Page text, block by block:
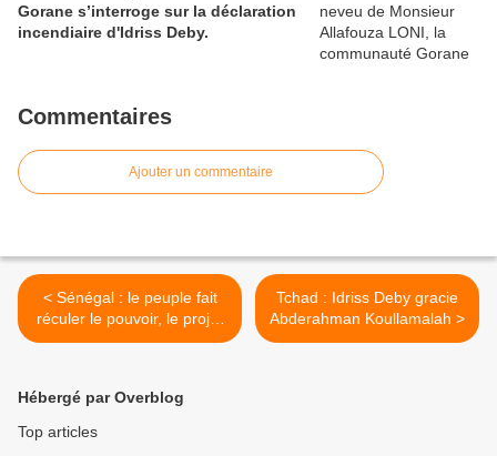
Gorane s’interroge sur la déclaration
incendiaire d'Idriss Deby.
Commentaires
Ajouter un commentaire
< Sénégal : le peuple fait
réculer le pouvoir, le projet
de loi retiré
Tchad : Idriss Deby gracie
Abderahman Koullamalah >
Hébergé par Overblog
Top articles